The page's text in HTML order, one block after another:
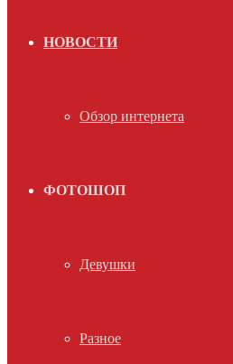
НОВОСТИ
Обзор интернета
ФОТОШОП
Девушки
Разное